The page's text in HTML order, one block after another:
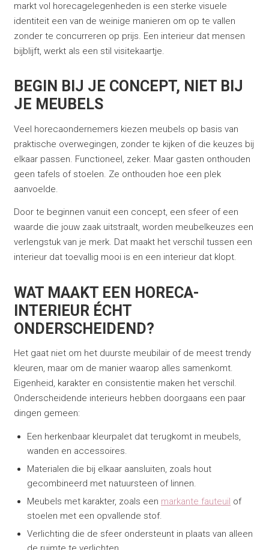
markt vol horecagelegenheden is een sterke visuele
identiteit een van de weinige manieren om op te vallen
zonder te concurreren op prijs. Een interieur dat mensen
bijblijft, werkt als een stil visitekaartje.
BEGIN BIJ JE CONCEPT, NIET BIJ
JE MEUBELS
Veel horecaondernemers kiezen meubels op basis van
praktische overwegingen, zonder te kijken of die keuzes bij
elkaar passen. Functioneel, zeker. Maar gasten onthouden
geen tafels of stoelen. Ze onthouden hoe een plek
aanvoelde.
Door te beginnen vanuit een concept, een sfeer of een
waarde die jouw zaak uitstraalt, worden meubelkeuzes een
verlengstuk van je merk. Dat maakt het verschil tussen een
interieur dat toevallig mooi is en een interieur dat klopt.
WAT MAAKT EEN HORECA-
INTERIEUR ÉCHT
ONDERSCHEIDEND?
Het gaat niet om het duurste meubilair of de meest trendy
kleuren, maar om de manier waarop alles samenkomt.
Eigenheid, karakter en consistentie maken het verschil.
Onderscheidende interieurs hebben doorgaans een paar
dingen gemeen:
Een herkenbaar kleurpalet dat terugkomt in meubels,
wanden en accessoires.
Materialen die bij elkaar aansluiten, zoals hout
gecombineerd met natuursteen of linnen.
Meubels met karakter, zoals een markante fauteuil of
stoelen met een opvallende stof.
Verlichting die de sfeer ondersteunt in plaats van alleen